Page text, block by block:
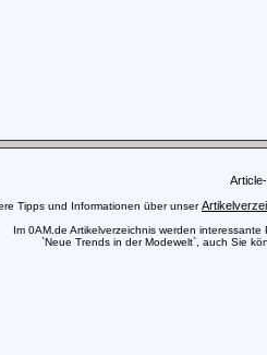
Tipps und Informationen über unser
Im 0AM.de Artikelverzeichnis werden
`Neue Trends in der Modewelt`, auch Sie